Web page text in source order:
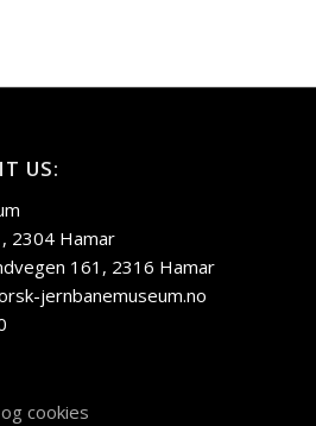
US:
2304 Hamar
161, 2316 Hamar
jernbanemuseum.no
cookies